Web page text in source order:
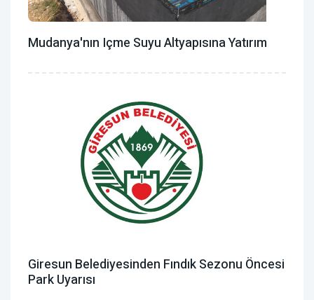
Mudanya'nın Içme Suyu Altyapısına Yatırım
Giresun Belediyesinden Fındık Sezonu Öncesi
Park Uyarısı